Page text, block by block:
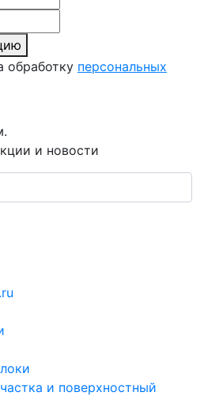
обработку персональных
и новости
и поверхностный